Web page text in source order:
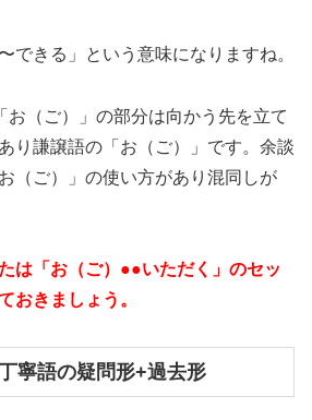
できる」という意味になりますね。
お（ご）」の部分は向かう先を立て
り謙譲語の「お（ご）」です。余談
（ご）」の使い方があり混同しが
は「お（ご）●●いただく」のセッ
おきましょう。
寧語の疑問形+過去形